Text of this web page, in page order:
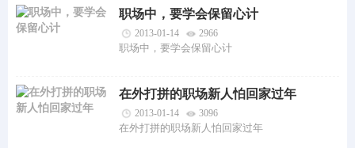
职场中，要学会保留心计
2013-01-14 2966
职场中，要学会保留心计
在外打拼的职场新人怕回家过年
2013-01-14 3096
在外打拼的职场新人怕回家过年